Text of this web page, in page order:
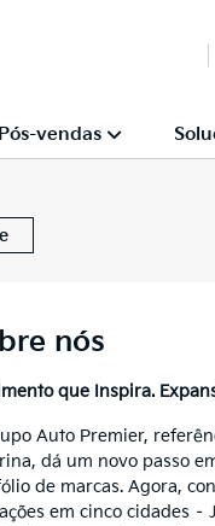
Pós-vendas
nós
que Inspira.
Auto Premier,
dá um novo passo
de marcas. Agora,
em cinco cidades